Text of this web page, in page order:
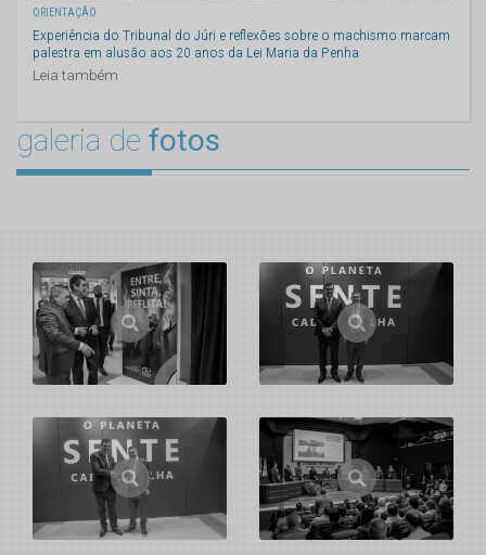
ORIENTAÇÃO
Experiência do Tribunal do Júri e reflexões sobre o machismo marcam
palestra em alusão aos 20 anos da Lei Maria da Penha
Leia também
galeria de fotos